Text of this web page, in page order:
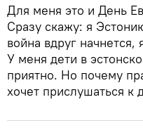
Для меня это и День
Сразу скажу: я
война вдруг
У меня дети в
приятно. Но почему
хочет прислушаться к